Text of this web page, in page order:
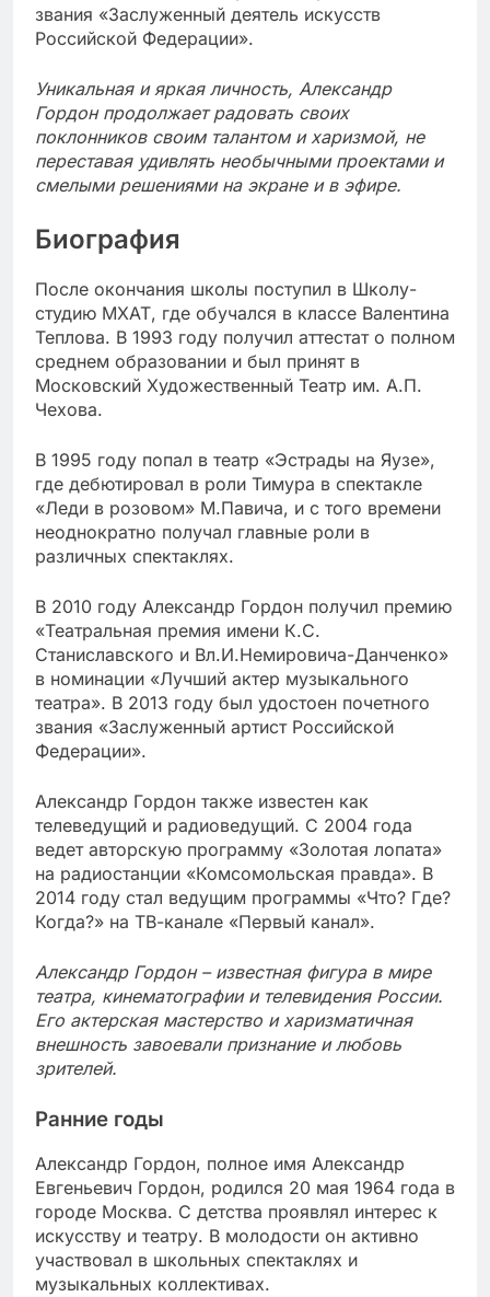
звания «Заслуженный деятель искусств
Российской Федерации».
Уникальная и яркая личность, Александр
Гордон продолжает радовать своих
поклонников своим талантом и харизмой, не
переставая удивлять необычными проектами и
смелыми решениями на экране и в эфире.
Биография
После окончания школы поступил в Школу-
студию МХАТ, где обучался в классе Валентина
Теплова. В 1993 году получил аттестат о полном
среднем образовании и был принят в
Московский Художественный Театр им. А.П.
Чехова.
В 1995 году попал в театр «Эстрады на Яузе»,
где дебютировал в роли Тимура в спектакле
«Леди в розовом» М.Павича, и с того времени
неоднократно получал главные роли в
различных спектаклях.
В 2010 году Александр Гордон получил премию
«Театральная премия имени К.С.
Станиславского и Вл.И.Немировича-Данченко»
в номинации «Лучший актер музыкального
театра». В 2013 году был удостоен почетного
звания «Заслуженный артист Российской
Федерации».
Александр Гордон также известен как
телеведущий и радиоведущий. С 2004 года
ведет авторскую программу «Золотая лопата»
на радиостанции «Комсомольская правда». В
2014 году стал ведущим программы «Что? Где?
Когда?» на ТВ-канале «Первый канал».
Александр Гордон – известная фигура в мире
театра, кинематографии и телевидения России.
Его актерская мастерство и харизматичная
внешность завоевали признание и любовь
зрителей.
Ранние годы
Александр Гордон, полное имя Александр
Евгеньевич Гордон, родился 20 мая 1964 года в
городе Москва. С детства проявлял интерес к
искусству и театру. В молодости он активно
участвовал в школьных спектаклях и
музыкальных коллективах.